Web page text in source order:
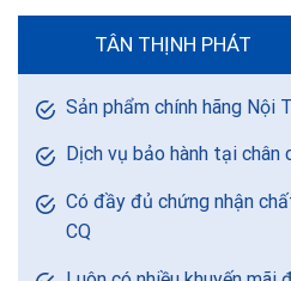
TÂN THỊNH PHÁT
Sản phẩm chính hãng Nội
Dịch vụ bảo hành tại
Có đầy đủ chứng nhận
CQ